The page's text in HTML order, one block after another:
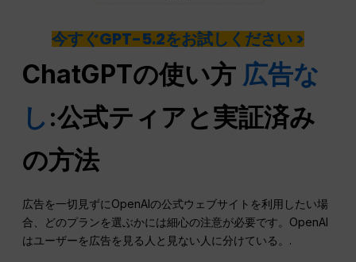
今すぐGPT-5.2をお試しください >
ChatGPTの使い方 広告な
し:公式ティアと実証済み
の方法
広告を一切見ずにOpenAIの公式ウェブサイトを利用したい場
合、どのプランを選ぶかには細心の注意が必要です。OpenAI
はユーザーを広告を見る人と見ない人に分けている。.